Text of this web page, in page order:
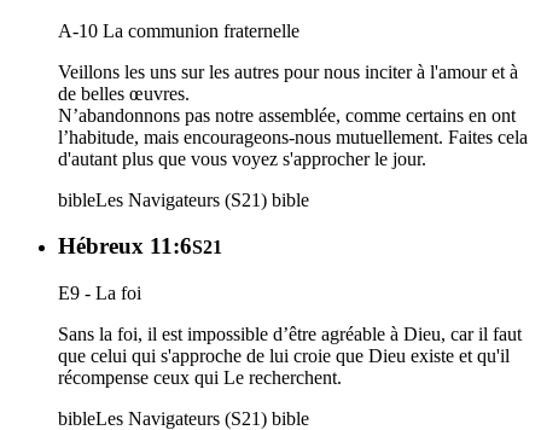
A-10 La communion fraternelle
Veillons les uns sur les autres pour nous inciter à l'amour et à
de belles œuvres.
N’abandonnons pas notre assemblée, comme certains en ont
l’habitude, mais encourageons-nous mutuellement. Faites cela
d'autant plus que vous voyez s'approcher le jour.
bibleLes Navigateurs (S21) bible
Hébreux 11:6S21
E9 - La foi
Sans la foi, il est impossible d’être agréable à Dieu, car il faut
que celui qui s'approche de lui croie que Dieu existe et qu'il
récompense ceux qui Le recherchent.
bibleLes Navigateurs (S21) bible